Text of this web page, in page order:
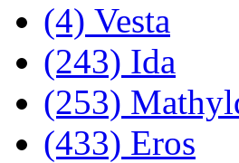
(4) Vesta
(243) Ida
(253)
(433) Eros